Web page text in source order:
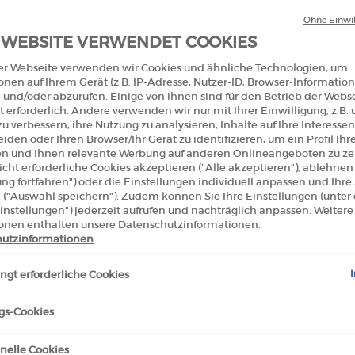
DUAL ESSENCE
30 ML - NACHFÜLLBAR
for CREMA NERA DUAL ESSENCE FOUNDATION 30 ML - NACHFÜLLBAR
CREMA NERA DUAL ESSENCE FOUNDATION 30 ML - NACHFÜLLBAR, 1
02 für CREMA NERA DUAL ESSENCE FOUNDATION 30 ML -
Selected
Farbe 03 für CREMA NERA DUAL ESSENCE FOUNDATION 30 ML -
IN DEN WARENKORB CREMA NERA DUAL ESSENCE FOUNDATION 30 ML
CREMA NERA DUAL ESSENCE
FOUNDATION 30 ML -
NACHFÜLLPACKUNG
Color: Refill - 01
Select a colour
for CREMA NERA
Selected
Farbe Refill - 01 für CREMA NERA
Selected
Die Produktvariation ist nicht
Selected
Farbe Refill - 03 für
€ 140,00
VERWENDET COOKIES
Webseite verwenden wir Cookies und ähnliche Technologien, um
auf Ihrem Gerät (z.B. IP-Adresse, Nutzer-ID, Browser-
oder abzurufen. Einige von ihnen sind für den Betrieb der
erforderlich. Andere verwenden wir nur mit Ihrer Einwilligung, z.B.
verbessern, ihre Nutzung zu analysieren, Inhalte auf Ihre Interessen
oder Ihren Browser/Ihr Gerät zu identifizieren, um ein Profil
und Ihnen relevante Werbung auf anderen Onlineangeboten zu
erforderliche Cookies akzeptieren ("Alle akzeptieren"), ablehnen
fortfahren") oder die Einstellungen individuell anpassen und Ihre
("Auswahl speichern"). Zudem können Sie Ihre Einstellungen (unter
jederzeit aufrufen und nachträglich anpassen. Weitere
enthalten unsere Datenschutzinformationen.
erforderliche Cookies
Cookies
Cookies
Ohne